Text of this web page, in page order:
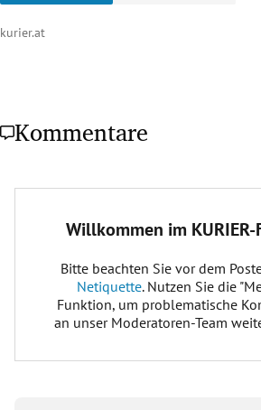
kurier.at
Kommentare